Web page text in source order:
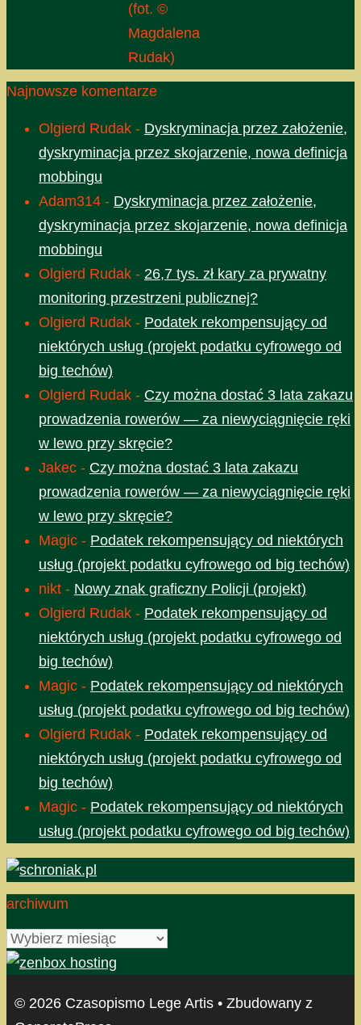
(fot. ©
Magdalena
Rudak)
Najnowsze komentarze
Olgierd Rudak - Dyskryminacja przez założenie,
dyskryminacja przez skojarzenie, nowa definicja
mobbingu
Adam314 - Dyskryminacja przez założenie,
dyskryminacja przez skojarzenie, nowa definicja
mobbingu
Olgierd Rudak - 26,7 tys. zł kary za prywatny
monitoring przestrzeni publicznej?
Olgierd Rudak - Podatek rekompensujący od
niektórych usług (projekt podatku cyfrowego od
big techów)
Olgierd Rudak - Czy można dostać 3 lata zakazu
prowadzenia rowerów — za niewyciągnięcie ręki
w lewo przy skręcie?
Jakec - Czy można dostać 3 lata zakazu
prowadzenia rowerów — za niewyciągnięcie ręki
w lewo przy skręcie?
Magic - Podatek rekompensujący od niektórych
usług (projekt podatku cyfrowego od big techów)
nikt - Nowy znak graficzny Policji (projekt)
Olgierd Rudak - Podatek rekompensujący od
niektórych usług (projekt podatku cyfrowego od
big techów)
Magic - Podatek rekompensujący od niektórych
usług (projekt podatku cyfrowego od big techów)
Olgierd Rudak - Podatek rekompensujący od
niektórych usług (projekt podatku cyfrowego od
big techów)
Magic - Podatek rekompensujący od niektórych
usług (projekt podatku cyfrowego od big techów)
archiwum
archiwum
© 2026 Czasopismo Lege Artis • Zbudowany z